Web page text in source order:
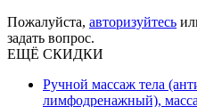
Пожалуйста, авторизуйтесь
задать вопрос.
ЕЩЁ СКИДКИ
Ручной массаж тела
лимфодренажный),